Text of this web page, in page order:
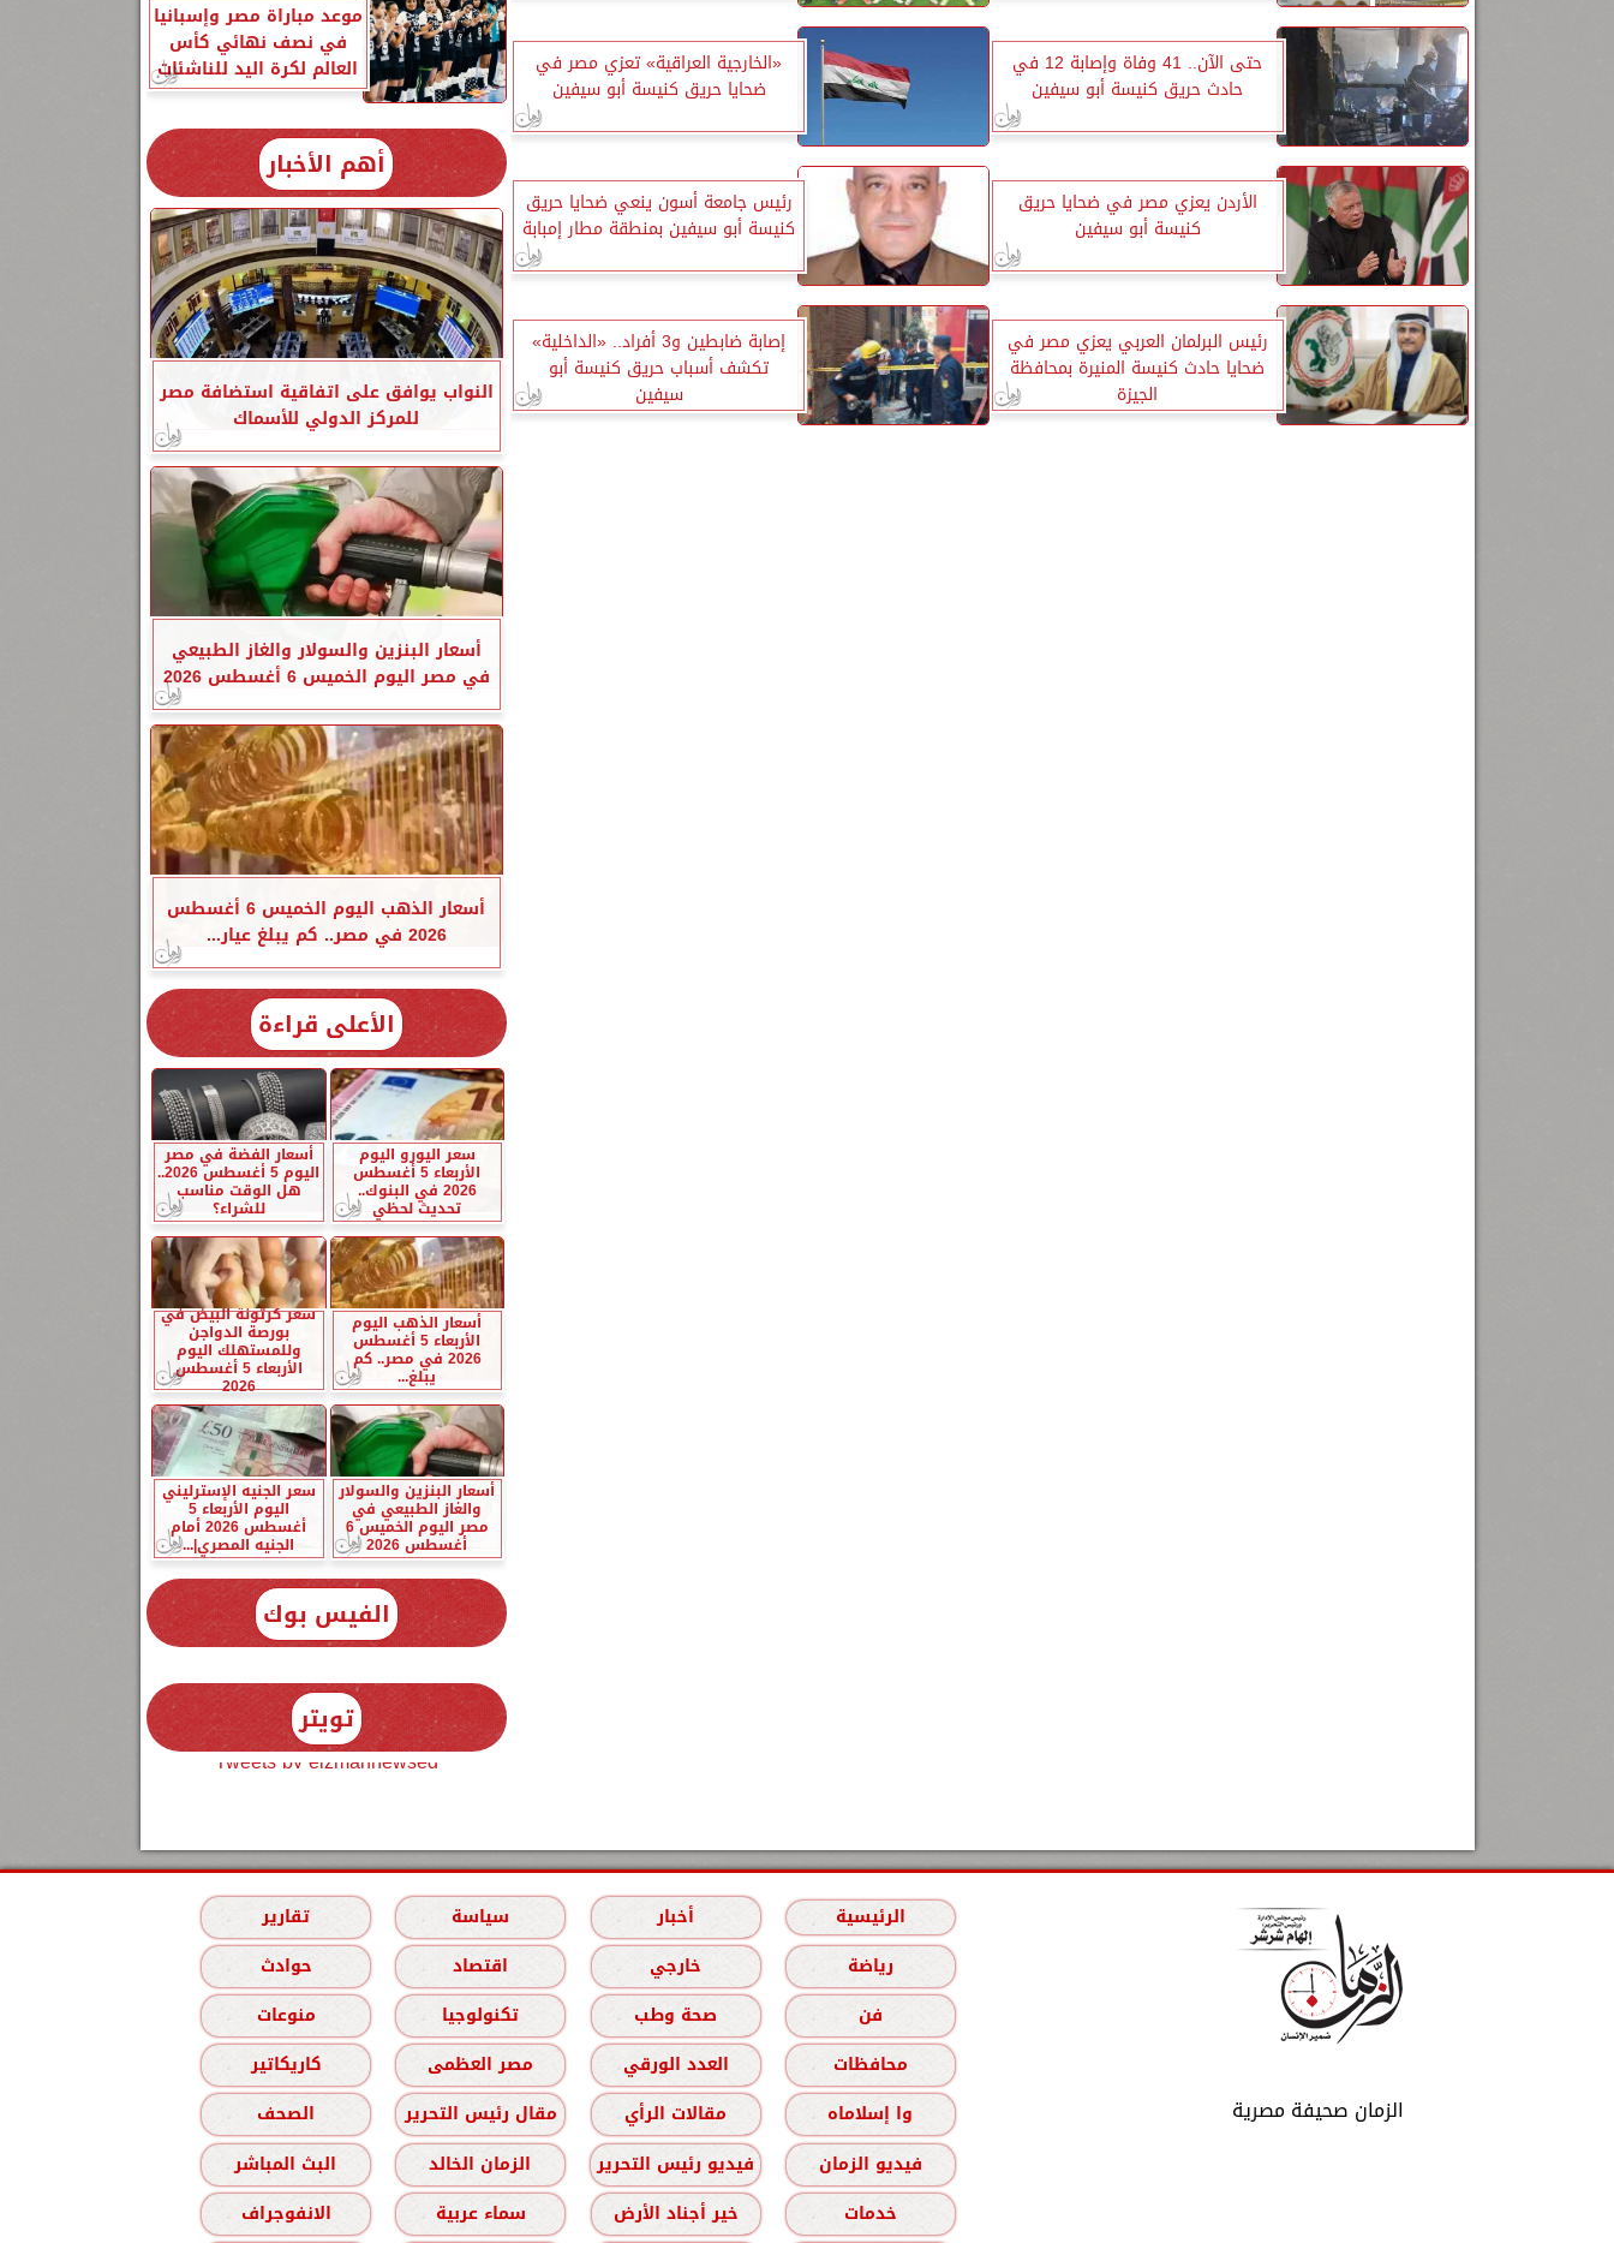
حتى الآن.. 41 وفاة وإصابة 12 في
حادث حريق كنيسة أبو سيفين
«الخارجية العراقية» تعزي مصر في
ضحايا حريق كنيسة أبو سيفين
الأردن يعزي مصر في ضحايا حريق
كنيسة أبو سيفين
رئيس جامعة أسون ينعي ضحايا حريق
كنيسة أبو سيفين بمنطقة مطار إمبابة
رئيس البرلمان العربي يعزي مصر في
ضحايا حادث كنيسة المنيرة بمحافظة
الجيزة
إصابة ضابطين و3 أفراد.. «الداخلية»
تكشف أسباب حريق كنيسة أبو
سيفين
موعد مباراة مصر وإسبانيا
في نصف نهائي كأس
العالم لكرة اليد للناشئات
أهم الأخبار
النواب يوافق على اتفاقية استضافة مصر
للمركز الدولي للأسماك
أسعار البنزين والسولار والغاز الطبيعي
في مصر اليوم الخميس 6 أغسطس 2026
أسعار الذهب اليوم الخميس 6 أغسطس
2026 في مصر.. كم يبلغ عيار...
الأعلى قراءة
سعر اليورو اليوم
الأربعاء 5 أغسطس
2026 في البنوك..
تحديث لحظي
أسعار الفضة في مصر
اليوم 5 أغسطس 2026..
هل الوقت مناسب
للشراء؟
أسعار الذهب اليوم
الأربعاء 5 أغسطس
2026 في مصر.. كم
يبلغ...
سعر كرتونة البيض في
بورصة الدواجن
وللمستهلك اليوم
الأربعاء 5 أغسطس
2026
أسعار البنزين والسولار
والغاز الطبيعي في
مصر اليوم الخميس 6
أغسطس 2026
سعر الجنيه الإسترليني
اليوم الأربعاء 5
أغسطس 2026 أمام
الجنيه المصري|...
الفيس بوك
تويتر
Tweets by elzmannewseg
الزمان صحيفة مصرية
الرئيسية أخبار سياسة
تقارير
رياضة
خارجي اقتصاد
حوادث
فن
صحة وطب تكنولوجيا
منوعات
محافظات
العدد الورقي مصر العظمى
كاريكاتير
وا إسلاماه
مقالات الرأي مقال رئيس التحرير
الصحف
فيديو الزمان
فيديو رئيس التحرير الزمان الخالد
البث المباشر
خدمات
خير أجناد الأرض سماء عربية الانفوجراف